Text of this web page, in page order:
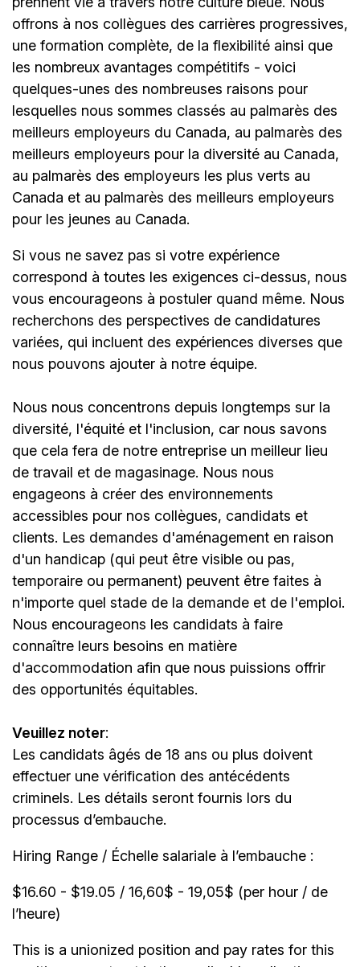
offrons à nos collègues des carrières progressives,
une formation complète, de la flexibilité ainsi que
les nombreux avantages compétitifs - voici
quelques-unes des nombreuses raisons pour
lesquelles nous sommes classés au palmarès des
meilleurs employeurs du Canada, au palmarès des
meilleurs employeurs pour la diversité au Canada,
au palmarès des employeurs les plus verts au
Canada et au palmarès des meilleurs employeurs
pour les jeunes au Canada.
Si vous ne savez pas si votre expérience
correspond à toutes les exigences ci-dessus, nous
vous encourageons à postuler quand même. Nous
recherchons des perspectives de candidatures
variées, qui incluent des expériences diverses que
nous pouvons ajouter à notre équipe.
Nous nous concentrons depuis longtemps sur la
diversité, l'équité et l'inclusion, car nous savons
que cela fera de notre entreprise un meilleur lieu
de travail et de magasinage. Nous nous
engageons à créer des environnements
accessibles pour nos collègues, candidats et
clients. Les demandes d'aménagement en raison
d'un handicap (qui peut être visible ou pas,
temporaire ou permanent) peuvent être faites à
n'importe quel stade de la demande et de l'emploi.
Nous encourageons les candidats à faire
connaître leurs besoins en matière
d'accommodation afin que nous puissions offrir
des opportunités équitables.
Veuillez noter:
Les candidats âgés de 18 ans ou plus doivent
effectuer une vérification des antécédents
criminels. Les détails seront fournis lors du
processus d’embauche.
Hiring Range / Échelle salariale à l’embauche :
$16.60 - $19.05 / 16,60$ - 19,05$ (per hour / de
l’heure)
This is a unionized position and pay rates for this